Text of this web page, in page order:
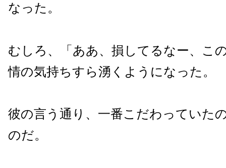
なった。
むしろ、「ああ、損してるなー、こ
情の気持ちすら湧くようになった。
彼の言う通り、一番こだわっていた
のだ。